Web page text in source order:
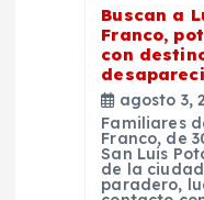
Buscan a
Franco,
con
agosto 3,
Familiares
Franco, de
San Luis
de la
paradero,